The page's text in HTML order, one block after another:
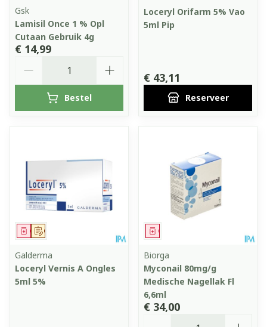
Gsk
Lamisil Once 1 % Opl
Cutaan Gebruik 4g
€ 14,99
Bestel
Loceryl Orifarm 5% Vao
5ml Pip
€ 43,11
Reserveer
Op voorschrift
Geneesmiddel
Galderma
Loceryl Vernis A Ongles
5ml 5%
Geneesmiddel
Biorga
Myconail 80mg/g
Medische Nagellak Fl
6,6ml
€ 34,00